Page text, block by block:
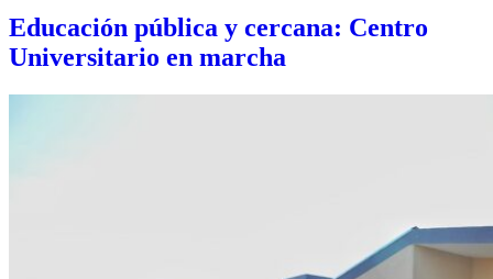
Educación pública y cercana: Centro
Universitario en marcha